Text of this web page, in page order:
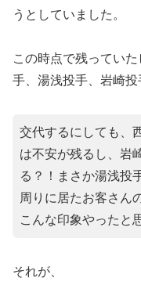
うとしていました。
この時点で残ってい
手、湯浅投手、岩崎投
交代するにしても、
は不安が残るし、岩
る？！まさか湯浅投
周りに居たお客さん
こんな印象やったと
それが、